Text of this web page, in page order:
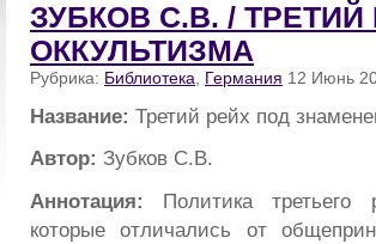
ЗУБКОВ С.В. /
ОККУЛЬТИЗМА
Рубрика: Библиотека Германия 12 Июнь
Название: Третий рейх под
Автор: Зубков С.В.
Аннотация: Политика
которые отличались от